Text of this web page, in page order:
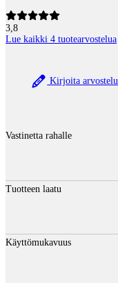
3,8
Lue kaikki 4 tuotearvostelua
Kirjoita arvostelu
Vastinetta rahalle
Tuotteen laatu
Käyttömukavuus